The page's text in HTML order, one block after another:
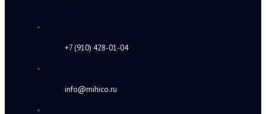
+7 (910) 428-01-04
info@mihico.ru